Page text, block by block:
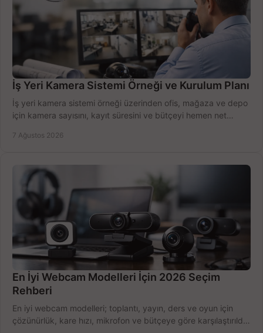
İş Yeri Kamera Sistemi Örneği ve Kurulum Planı
İş yeri kamera sistemi örneği üzerinden ofis, mağaza ve depo
için kamera sayısını, kayıt süresini ve bütçeyi hemen net
7 Ağustos 2026
En İyi Webcam Modelleri İçin 2026 Seçim
Rehberi
En iyi webcam modelleri; toplantı, yayın, ders ve oyun için
çözünürlük, kare hızı, mikrofon ve bütçeye göre karşılaştırıldı.